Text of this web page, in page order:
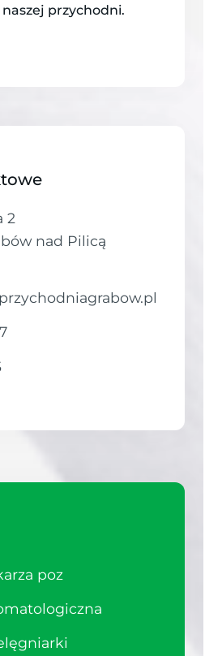
naszej przychodni.
2
nad Pilicą
poz